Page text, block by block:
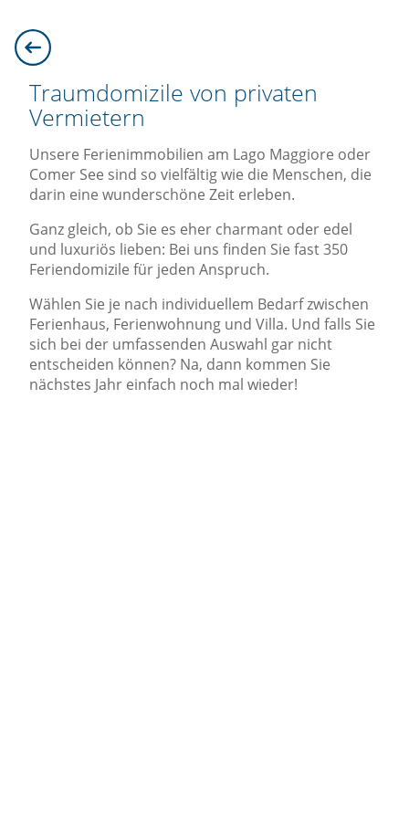
Traumdomizile von privaten
Vermietern
Unsere Ferienimmobilien am Lago Maggiore oder
Comer See sind so vielfältig wie die Menschen, die
darin eine wunderschöne Zeit erleben.
Ganz gleich, ob Sie es eher charmant oder edel
und luxuriös lieben: Bei uns finden Sie fast 350
Feriendomizile für jeden Anspruch.
Wählen Sie je nach individuellem Bedarf zwischen
Ferienhaus, Ferienwohnung und Villa. Und falls Sie
sich bei der umfassenden Auswahl gar nicht
entscheiden können? Na, dann kommen Sie
nächstes Jahr einfach noch mal wieder!